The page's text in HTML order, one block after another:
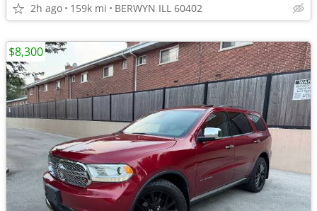
2h ago 159k mi BERWYN ILL 60402
$8,300